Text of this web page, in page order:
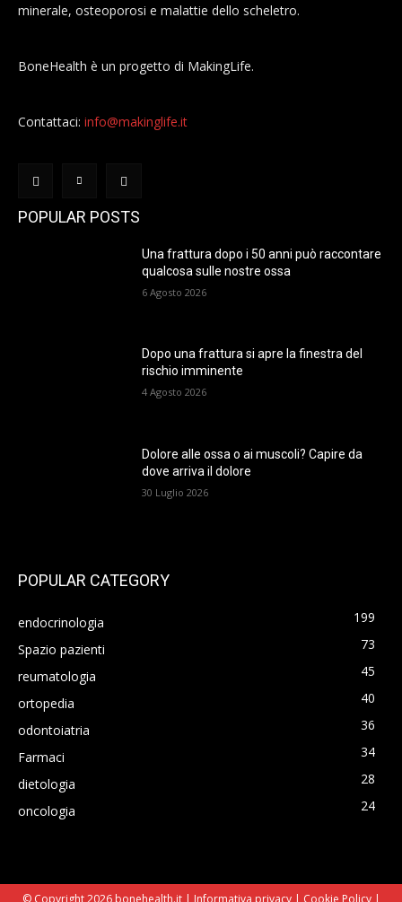
minerale, osteoporosi e malattie dello scheletro.
BoneHealth è un progetto di MakingLife.
Contattaci: info@makinglife.it
POPULAR POSTS
Una frattura dopo i 50 anni può raccontare
qualcosa sulle nostre ossa
6 Agosto 2026
Dopo una frattura si apre la finestra del
rischio imminente
4 Agosto 2026
Dolore alle ossa o ai muscoli? Capire da
dove arriva il dolore
30 Luglio 2026
POPULAR CATEGORY
endocrinologia
199
Spazio pazienti
73
reumatologia
45
ortopedia
40
odontoiatria
36
Farmaci
34
dietologia
28
oncologia
24
© Copyright 2026 bonehealth.it | Informativa privacy| Cookie Policy|